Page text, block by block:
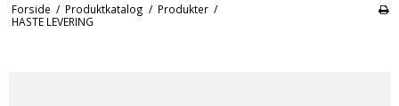
Forside / Produktkatalog / Produkter /
HASTE LEVERING